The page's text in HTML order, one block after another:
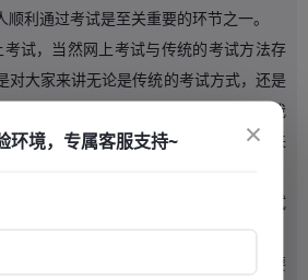
利通过考试是至关重要的环节之一。
试，当然网上考试与传统的考试方法存
对大家来讲无论是传统的考试方式，还是
视，因为只有高度重视，才能够使得自我
通过，如果没有重视考试，那么对大家来
企业来讲，在使用考试系统的过程中，
也不能够随意应付，如果自身在使用考试
付的思维，那么就很难实现考试通过，
身的情况，高度重视考试系统是很必要
×
环境，专属客服支持~